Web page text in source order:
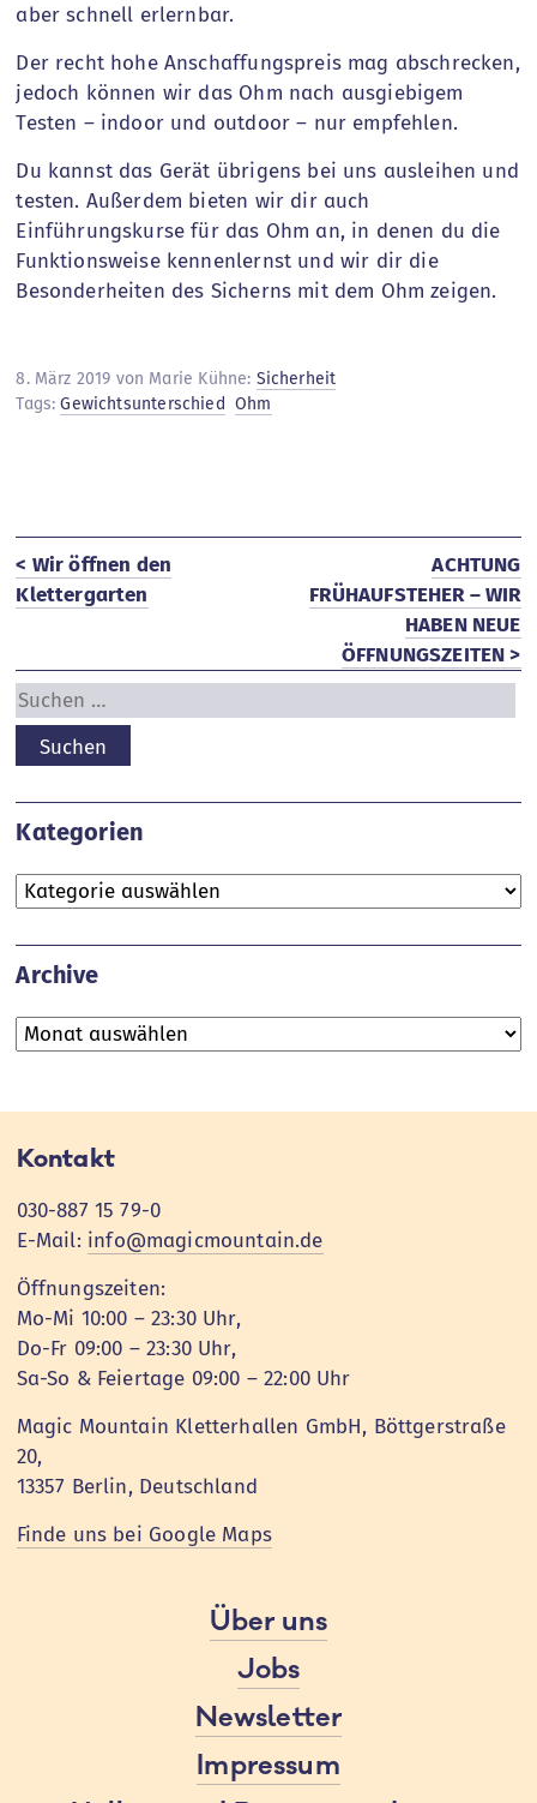
aber schnell erlernbar.
Der recht hohe Anschaffungspreis mag abschrecken,
jedoch können wir das Ohm nach ausgiebigem
Testen – indoor und outdoor – nur empfehlen.
Du kannst das Gerät übrigens bei uns ausleihen und
testen. Außerdem bieten wir dir auch
Einführungskurse für das Ohm an, in denen du die
Funktionsweise kennenlernst und wir dir die
Besonderheiten des Sicherns mit dem Ohm zeigen.
8. März 2019 von Marie Kühne: Sicherheit
Tags:Gewichtsunterschied Ohm
< Wir öffnen den
Klettergarten
ACHTUNG
FRÜHAUFSTEHER – WIR
HABEN NEUE
ÖFFNUNGSZEITEN >
Suchen
nach:
Kategorien
Kategorien
Archive
Archive
Kontakt
030-887 15 79-0
E-Mail: info@magicmountain.de
Öffnungszeiten:
Mo-Mi 10:00 – 23:30 Uhr,
Do-Fr 09:00 – 23:30 Uhr,
Sa-So & Feiertage 09:00 – 22:00 Uhr
Magic Mountain Kletterhallen GmbH, Böttgerstraße
20,
13357 Berlin, Deutschland
Finde uns bei Google Maps
Über uns
Jobs
Newsletter
Impressum